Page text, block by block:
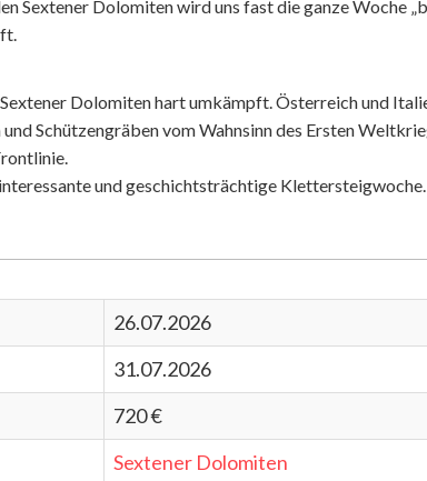
Sextener Dolomiten wird uns fast die ganze Woche
Dolomiten hart umkämpft. Österreich und
Schützengräben vom Wahnsinn des Ersten
und geschichtsträchtige Klettersteigwoche.
26.07.2026
31.07.2026
720 €
Sextener Dolomiten